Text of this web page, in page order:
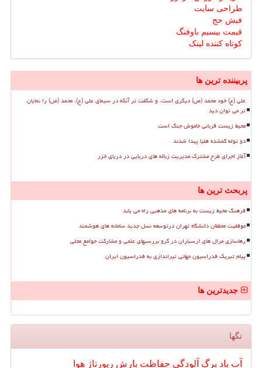
طراحی سایت
فیش حج
قیمت بیسیم باوفنگ
کوتاه کننده لینک
پربیننده ترین ها
علی (ع) خود محمد (ص) دیگری است، و شگفت تر آنکه در سیمای علی (ع)، محمد (ص) را نمایان
تر می توان دید
محیط زیست قربانی خاموش جنگ است
دو توله گمشده هلیا پیدا شدند
آغاز اجرای طرح مشترک مدیریت زباله های دریایی در دریای خزر
پربحث ترین ها
فرهنگ محیط زیست به برنامه های مذهبی راه می یابد
موفقیت محققان دانشگاه تهران درتوسعه نسل جدید سامانه های هوشمند
رهاسازی مرال های ارسباران در گرو بررسیهای علمی و مشارکت جوامع محلی
پیام تبریک فدراسیون جهانی تیراندازی به فدراسیون ایران
جدیدترین ها
تگها
آب باد برگ آلودگی حفاظت بارش رپورتاژ هوا